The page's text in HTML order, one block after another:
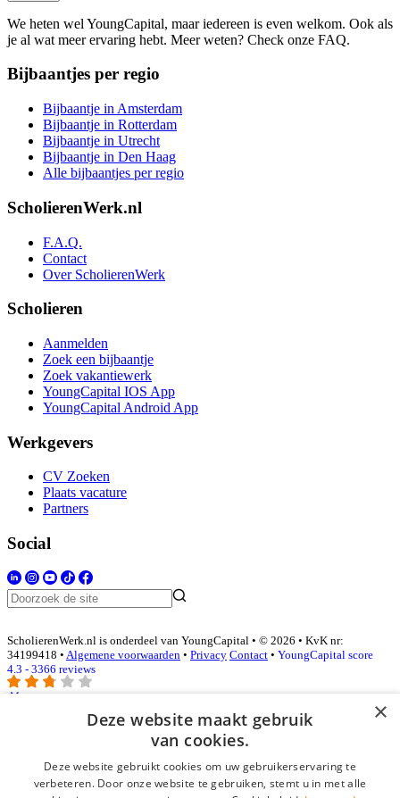
We heten wel YoungCapital, maar iedereen is even welkom. Ook als
je al wat meer ervaring hebt. Meer weten? Check onze FAQ.
Bijbaantjes per regio
Bijbaantje in Amsterdam
Bijbaantje in Rotterdam
Bijbaantje in Utrecht
Bijbaantje in Den Haag
Alle bijbaantjes per regio
ScholierenWerk.nl
F.A.Q.
Contact
Over ScholierenWerk
Scholieren
Aanmelden
Zoek een bijbaantje
Zoek vakantiewerk
YoungCapital IOS App
YoungCapital Android App
Werkgevers
CV Zoeken
Plaats vacature
Partners
Social
ScholierenWerk.nl is onderdeel van YoungCapital • © 2026 • KvK nr:
34199418 • Algemene voorwaarden • Privacy Contact • YoungCapital score
4.3 - 3366 reviews
E-mail*
×
Deze website maakt gebruik
van cookies.
Deze website gebruikt cookies om uw gebruikerservaring te
verbeteren. Door onze website te gebruiken, stemt u in met alle